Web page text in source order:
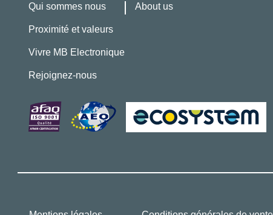
Qui sommes nous About us
Proximité et valeurs
Vivre MB Electronique
Rejoignez-nous